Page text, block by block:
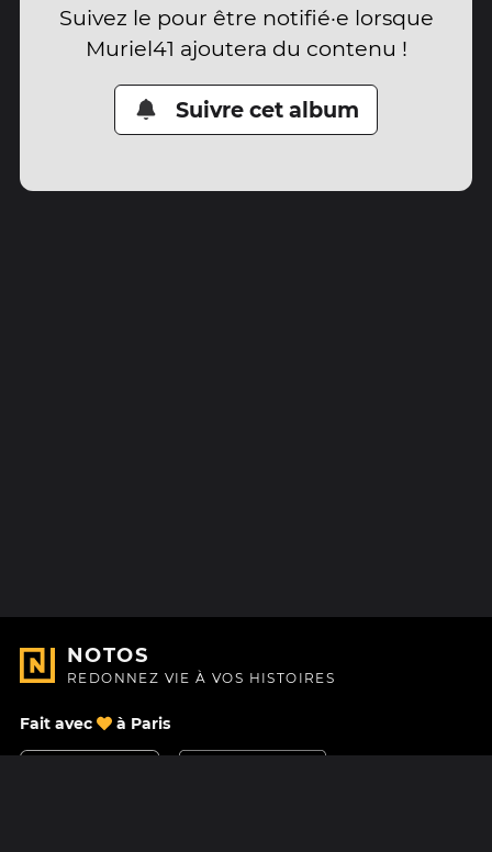
Suivez le pour être notifié·e lorsque
Muriel41 ajoutera du contenu !
Suivre cet album
NOTOS
REDONNEZ VIE À VOS HISTOIRES
Fait avec à Paris